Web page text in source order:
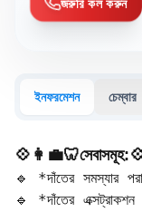
জরুরি কল করুন
ইনফরমেশন চেম্বার
🔹 *দাঁতের সমস্যার
🔹 *দাঁতের